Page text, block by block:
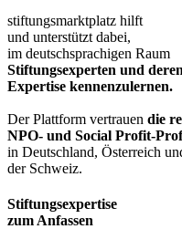
stiftungsmarktplatz hilft
und unterstützt dabei,
im deutschsprachigen Raum
Stiftungsexperten und deren
Expertise kennenzulernen.
Der Plattform vertrauen die
NPO- und Social Profit-
in Deutschland, Österreich
der Schweiz.
Stiftungsexpertise
zum Anfassen